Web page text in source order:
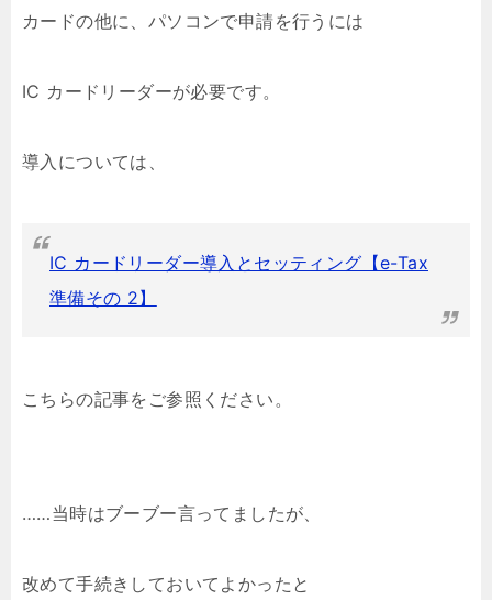
カードの他に、パソコンで申請を行うには
IC カードリーダーが必要です。
導入については、
IC カードリーダー導入とセッティング【e-Tax
準備その 2】
こちらの記事をご参照ください。
……当時はブーブー言ってましたが、
改めて手続きしておいてよかったと